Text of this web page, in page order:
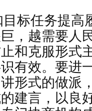
标任务提高
，越需要人
和克服形式
有效。要进
形式的做派
建言，以良